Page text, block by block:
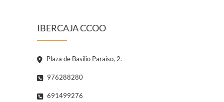
IBERCAJA CCOO
Plaza de Basilio Paraíso, 2.
976288280
691499276